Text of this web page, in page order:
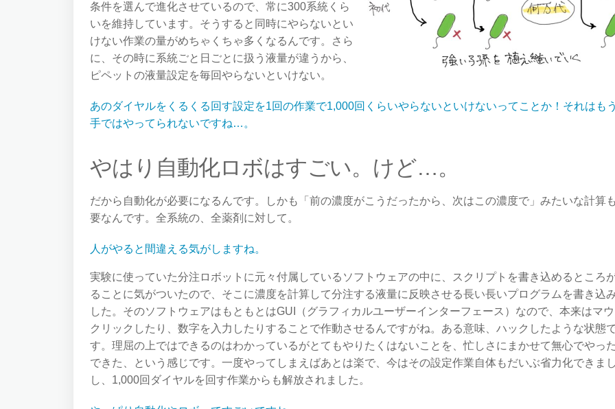
条件を選んで進化させているので、常に300系統くら
いを維持しています。そうすると同時にやらないとい
けない作業の量がめちゃくちゃ多くなるんです。さら
に、その時に系統ごと日ごとに扱う液量が違うから、
ピペットの液量設定を毎回やらないといけない。
あのダイヤルをくるくる回す設定を1回の作業で1,000回くらいやらないといけないってことか！それはもう
手ではやってられないですね…。
やはり自動化ロボはすごい。けど…。
だから自動化が必要になるんです。しかも「前の濃度がこうだったから、次はこの濃度で」みたいな計算
要なんです。全系統の、全薬剤に対して。
人がやると間違える気がしますね。
実験に使っていた分注ロボットに元々付属しているソフトウェアの中に、スクリプトを書き込めるところ
ることに気がついたので、そこに濃度を計算して分注する液量に反映させる長い長いプログラムを書き込
した。そのソフトウェアはもともとはGUI（グラフィカルユーザーインターフェース）なので、本来はマ
クリックしたり、数字を入力したりすることで作動させるんですがね。ある意味、ハックしたような状態
す。理屈の上ではできるのはわかっているがとてもやりたくはないことを、忙しさにまかせて無心でやっ
できた、という感じです。一度やってしまえばあとは楽で、今はその設定作業自体もだいぶ省力化できま
し、1,000回ダイヤルを回す作業からも解放されました。